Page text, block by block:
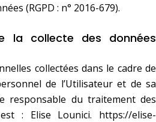
(RGPD : n° 2016-679).
la collecte des données
collectées dans le cadre de
de l’Utilisateur et de sa
responsable du traitement des
: Elise Lounici. https://elise-